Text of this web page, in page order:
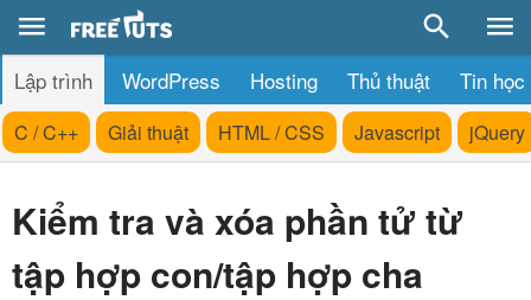
Lập trình WordPress Hosting Thủ thuật Tin học
C / C++ Giải thuật HTML / CSS Javascript jQuery
Kiểm tra và xóa phần tử từ
tập hợp con/tập hợp cha